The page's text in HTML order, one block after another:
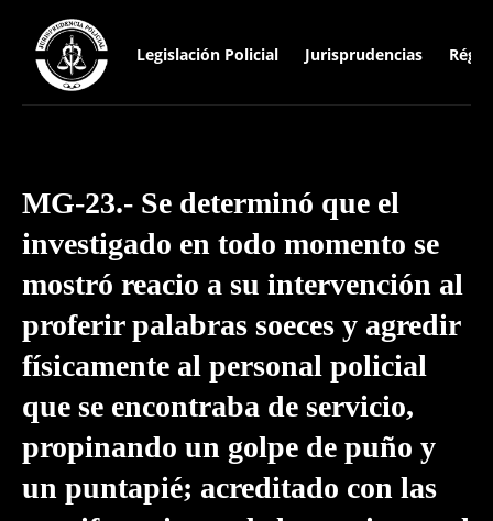
Legislación Policial Jurisprudencias
MG-23.- Se determinó que el
investigado en todo momento se
mostró reacio a su intervención al
proferir palabras soeces y agredir
físicamente al personal policial
que se encontraba de servicio,
propinando un golpe de puño y
un puntapié; acreditado con las